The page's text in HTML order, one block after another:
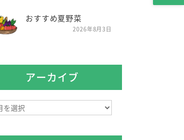
おすすめ夏野菜
2026年8月3日
アーカイブ